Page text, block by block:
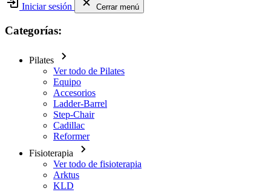
Iniciar sesión
Cerrar menú
Categorías:
Pilates
Ver todo de Pilates
Equipo
Accesorios
Ladder-Barrel
Step-Chair
Cadillac
Reformer
Fisioterapia
Ver todo de fisioterapia
Arktus
KLD